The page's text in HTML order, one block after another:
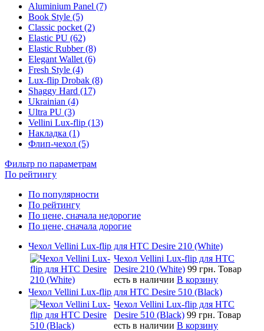
Aluminium Panel (7)
Book Style (5)
Classic pocket (2)
Elastic PU (62)
Elastic Rubber (8)
Elegant Wallet (6)
Fresh Style (4)
Lux-flip Drobak (8)
Shaggy Hard (17)
Ukrainian (4)
Ultra PU (3)
Vellini Lux-flip (13)
Накладка (1)
Флип-чехол (5)
Фильтр по параметрам
По рейтингу
По популярности
По рейтингу
По цене, сначала недорогие
По цене, сначала дорогие
Чехол Vellini Lux-flip для HTC Desire 210 (White)
Чехол Vellini Lux-flip для HTC
Desire 210 (White) 99 грн. Товар
есть в наличии В корзину
Чехол Vellini Lux-flip для HTC Desire 510 (Black)
Чехол Vellini Lux-flip для HTC
Desire 510 (Black) 99 грн. Товар
есть в наличии В корзину